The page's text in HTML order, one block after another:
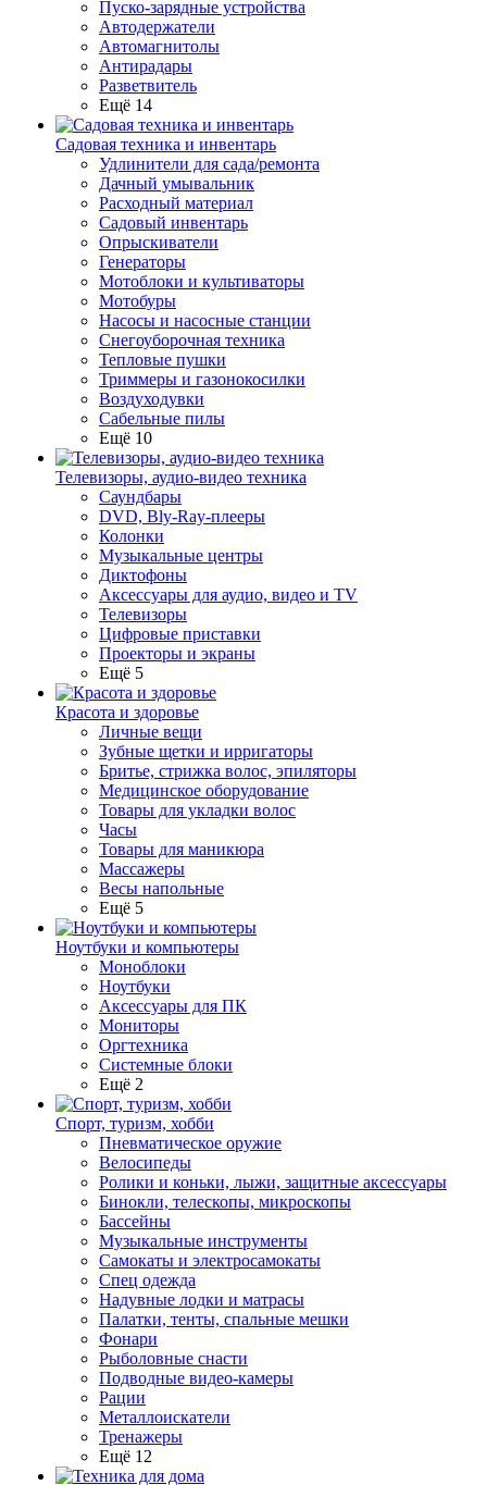
Пуско-зарядные устройства
Автодержатели
Автомагнитолы
Антирадары
Разветвитель
Ещё 14
Садовая техника и инвентарь
Удлинители для сада/ремонта
Дачный умывальник
Расходный материал
Садовый инвентарь
Опрыскиватели
Генераторы
Мотоблоки и культиваторы
Мотобуры
Насосы и насосные станции
Снегоуборочная техника
Тепловые пушки
Триммеры и газонокосилки
Воздуходувки
Сабельные пилы
Ещё 10
Телевизоры, аудио-видео техника
Саундбары
DVD, Bly-Ray-плееры
Колонки
Музыкальные центры
Диктофоны
Аксессуары для аудио, видео и TV
Телевизоры
Цифровые приставки
Проекторы и экраны
Ещё 5
Красота и здоровье
Личные вещи
Зубные щетки и ирригаторы
Бритье, стрижка волос, эпиляторы
Медицинское оборудование
Товары для укладки волос
Часы
Товары для маникюра
Массажеры
Весы напольные
Ещё 5
Ноутбуки и компьютеры
Моноблоки
Ноутбуки
Аксессуары для ПК
Мониторы
Оргтехника
Системные блоки
Ещё 2
Спорт, туризм, хобби
Пневматическое оружие
Велосипеды
Ролики и коньки, лыжи, защитные аксессуары
Бинокли, телескопы, микроскопы
Бассейны
Музыкальные инструменты
Самокаты и электросамокаты
Спец одежда
Надувные лодки и матрасы
Палатки, тенты, спальные мешки
Фонари
Рыболовные снасти
Подводные видео-камеры
Рации
Металлоискатели
Тренажеры
Ещё 12